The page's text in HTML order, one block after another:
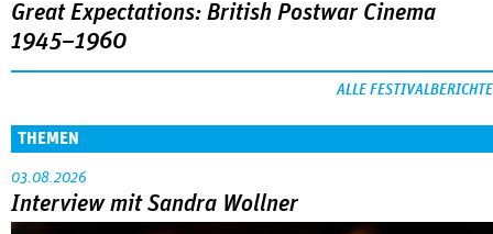
Great Expectations: British Postwar Cinema
1945–1960
ALLE FESTIVALBERICHTE
THEMEN
03.08.2026
Interview mit Sandra Wollner